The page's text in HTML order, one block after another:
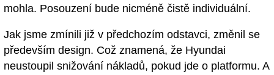
mohla. Posouzení bude nicméně čistě individuální.
Jak jsme zmínili již v předchozím odstavci, změnil se
především design. Což znamená, že Hyundai
neustoupil snižování nákladů, pokud jde o platformu. A